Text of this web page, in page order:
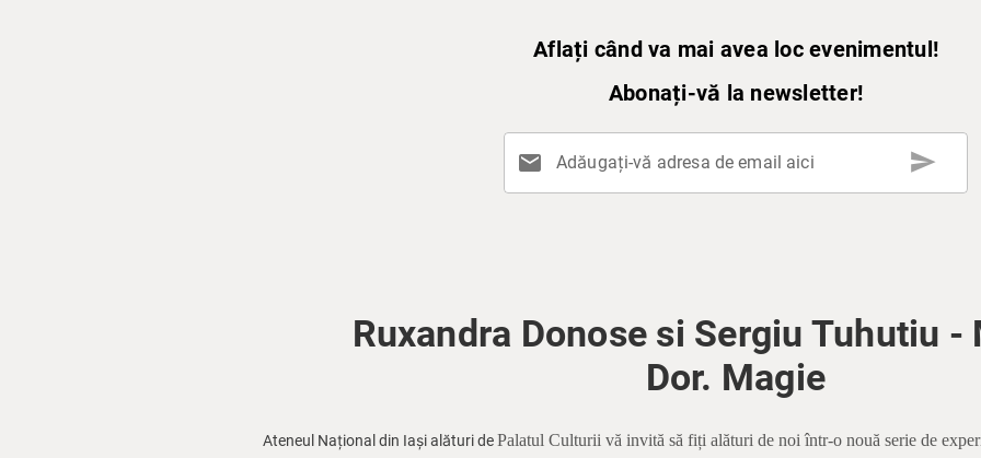
Aflați când va mai avea loc evenimentul!
Abonați-vă la newsletter!
mail Adăugați-vă adresa de email aici send
Ruxandra Donose si Sergiu Tuhutiu -
Dor. Magie
Ateneul Național din Iași alături dePalatul Culturii vă invită să fiți alături de noi într-o nouă serie de